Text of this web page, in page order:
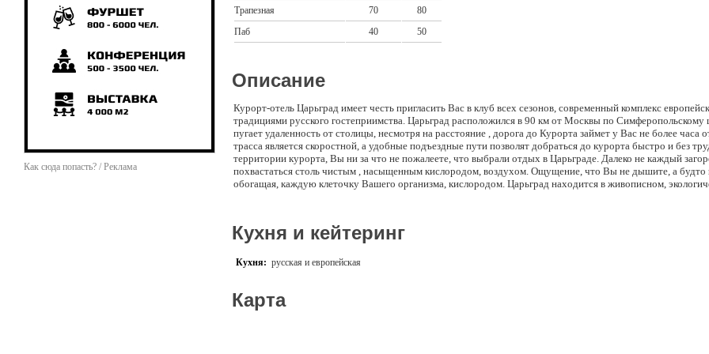
Как сюда попасть? / Реклама
Трапезная
70
80
Паб
40 50
Описание
Курорт-отель Царьград имеет честь пригласить Вас в клуб всех сезонов, современный комплекс
традициями русского гостеприимства. Царьград расположился в 90 км от Москвы по
пугает удаленность от столицы, несмотря на расстояние , дорога до Курорта займет у Вас не более
трасса является скоростной, а удобные подъездные пути позволят добраться до курорта быстро и без
территории курорта, Вы ни за что не пожалеете, что выбрали отдых в Царьграде. Далеко не каждый
похвастаться столь чистым , насыщенным кислородом, воздухом. Ощущение, что Вы не дышите, а будто
обогащая, каждую клеточку Вашего организма, кислородом. Царьград находится в живописном,
бизонов. Это самая высокая точка Московской области, что и обеспечивает чистейший воздух. Удобное
создает исключительные возможности для знакомства с русской светской и православной историей и
Курорта находиться множество достопримечательностей: археологический памятник
говорят, что на источнике происходят исцеления от болезней глаз и печени! В 10 км от курорта находится
разводят черных африканских страусов. Подробней со всеми возможными экскурсиями Вы можете
Кухня и кейтеринг
Кухня: русская и европейская
Карта